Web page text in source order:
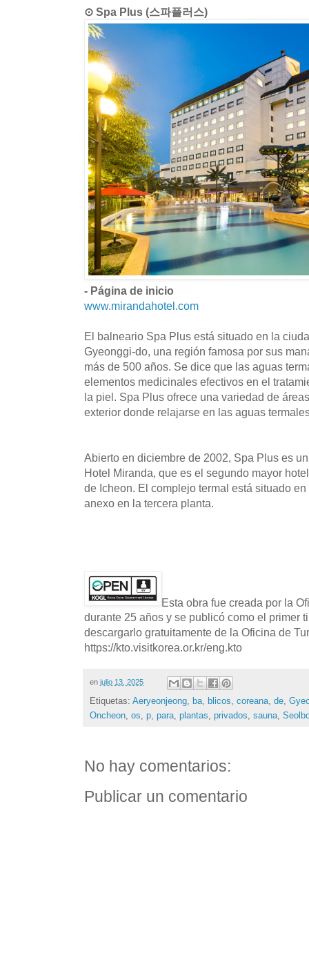
⊙ Spa Plus (스파플러스)
- Página de inicio
www.mirandahotel.com
El balneario Spa Plus está situado en la
Gyeonggi-do, una región famosa por sus
más de 500 años. Se dice que las aguas
elementos medicinales efectivos en el
la piel. Spa Plus ofrece una variedad de
exterior donde relajarse en las aguas
Abierto en diciembre de 2002, Spa Plus es
Hotel Miranda, que es el segundo mayor
de Icheon. El complejo termal está situado
anexo en la tercera planta.
Esta obra fue creada por la
durante 25 años y se publicó como el primer
descargarlo gratuitamente de la Oficina de
https://kto.visitkorea.or.kr/eng.kto
en julio 13, 2025
Etiquetas: Aeryeonjeong ba blicos coreana de
Oncheon os p para plantas privados sauna
No hay comentarios:
Publicar un comentario